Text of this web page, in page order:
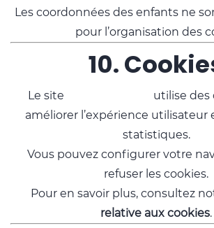
Les coordonnées des enfants ne
pour l’organisation des
10.
Le site
utilise des
améliorer l’expérience utilisateur
statistiques.
Vous pouvez configurer votre
refuser les cookies.
Pour en savoir plus, consultez
relative aux cookies.